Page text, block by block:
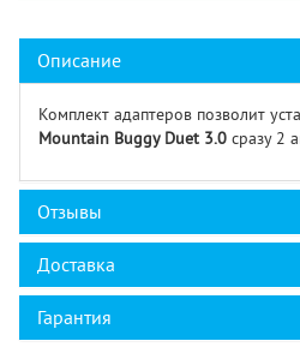
Описание
Комплект адаптеров позволит
Mountain Buggy Duet 3.0 сразу 2
Отзывы
Доставка
Гарантия